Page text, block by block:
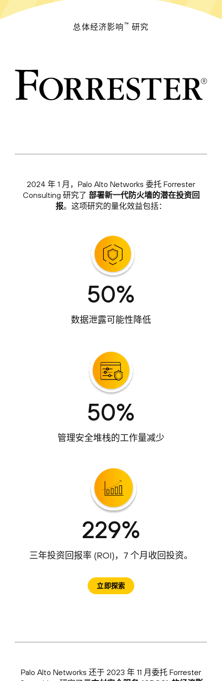
总体经济影响 ™ 研究
2024 年 1 月，Palo Alto Networks 委托 Forrester
Consulting 研究了 部署新一代防火墙的潜在投资回
报。这项研究的量化效益包括：
50%
数据泄露可能性降低
50%
管理安全堆栈的工作量减少
229%
三年投资回报率 (ROI)，7 个月收回投资。
立即探索
Palo Alto Networks 还于 2023 年 11 月委托 Forrester